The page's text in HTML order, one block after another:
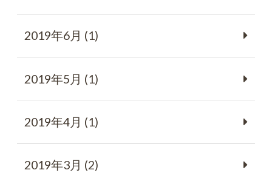
2019年6月 (1)
2019年5月 (1)
2019年4月 (1)
2019年3月 (2)